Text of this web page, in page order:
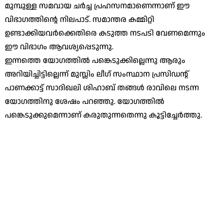
മുമ്പുള്ള സമവായ ചര്‍ച്ച പ്രഹസനമാണെന്നാണ് ഈ
വിഭാഗത്തിന്റെ നിലപാട്. സമാന്തര കമ്മിറ്റി
ഉണ്ടാക്കിയവര്‍ക്കെതിരെ കടുത്ത നടപടി വേണമെന്നും
ഈ വിഭാഗം ആവശ്യപ്പെടുന്നു.
ഇന്നത്തെ യോഗത്തില്‍ പങ്കെടുക്കില്ലെന്നു ആരും
അറിയിച്ചിട്ടില്ലെന്ന് മുസ്ലിം ലീഗ് സംസ്ഥാന പ്രസിഡന്റ്
പാണക്കാട്ട് സാദിഖലി ശിഹാബ് തങ്ങൾ രാവിലെ നടന്ന
യോഗത്തിനു ശേഷം പറഞ്ഞു. യോഗത്തില്‍
പങ്കെടുക്കുമെന്നാണ് കരുതുന്നതെന്നു കൂട്ടിച്ചേര്‍ത്തു.